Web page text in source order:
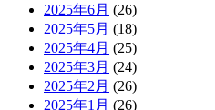
2025年6月 (26)
2025年5月 (18)
2025年4月 (25)
2025年3月 (24)
2025年2月 (26)
2025年1月 (26)